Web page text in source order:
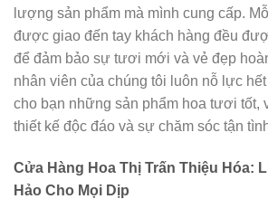
lượng sản phẩm mà mình cung cấp.
được giao đến tay khách hàng đều
để đảm bảo sự tươi mới và vẻ đẹp
nhân viên của chúng tôi luôn nỗ lực
cho bạn những sản phẩm hoa tươi tốt,
thiết kế độc đáo và sự chăm sóc tận
Cửa Hàng Hoa Thị Trấn Thiệu Hóa:
Hảo Cho Mọi Dịp